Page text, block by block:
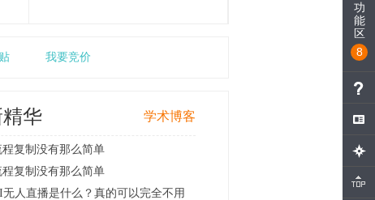
我要竞价
华 学术博客
程复制没有那么简单
程复制没有那么简单
无人直播是什么？真的可以完全不用
功
能
区
8